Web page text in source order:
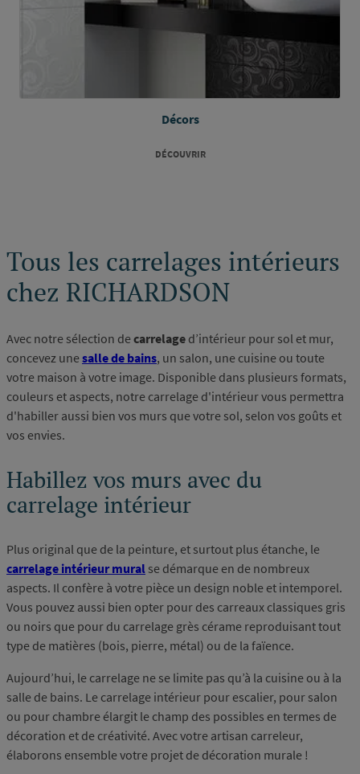
Décors
DÉCOUVRIR
Tous les carrelages intérieurs
chez RICHARDSON
Avec notre sélection decarrelage d’intérieur pour sol et mur,
concevez unesalle de bains, un salon, une cuisine ou toute
votre maison à votre image. Disponible dans plusieurs formats,
couleurs et aspects, notre carrelage d'intérieur vous permettra
d'habiller aussi bien vos murs que votre sol, selon vos goûts et
vos envies.
Habillez vos murs avec du
carrelage intérieur
Plus original que de la peinture, et surtout plus étanche, le
carrelage intérieur mural se démarque en de nombreux
aspects. Il confère à votre pièce un design noble et intemporel.
Vous pouvez aussi bien opter pour des carreaux classiques gris
ou noirs que pour du carrelage grès cérame reproduisant tout
type de matières (bois, pierre, métal) ou de la faïence.
Aujourd’hui, le carrelage ne se limite pas qu’à la cuisine ou à la
salle de bains. Le carrelage intérieur pour escalier, pour salon
ou pour chambre élargit le champ des possibles en termes de
décoration et de créativité. Avec votre artisan carreleur,
élaborons ensemble votre projet de décoration murale !